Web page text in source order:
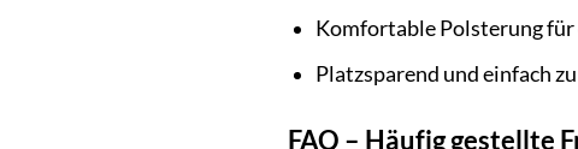
Komfortable Polsterung für
Platzsparend und einfach
FAQ – Häufig gestellte